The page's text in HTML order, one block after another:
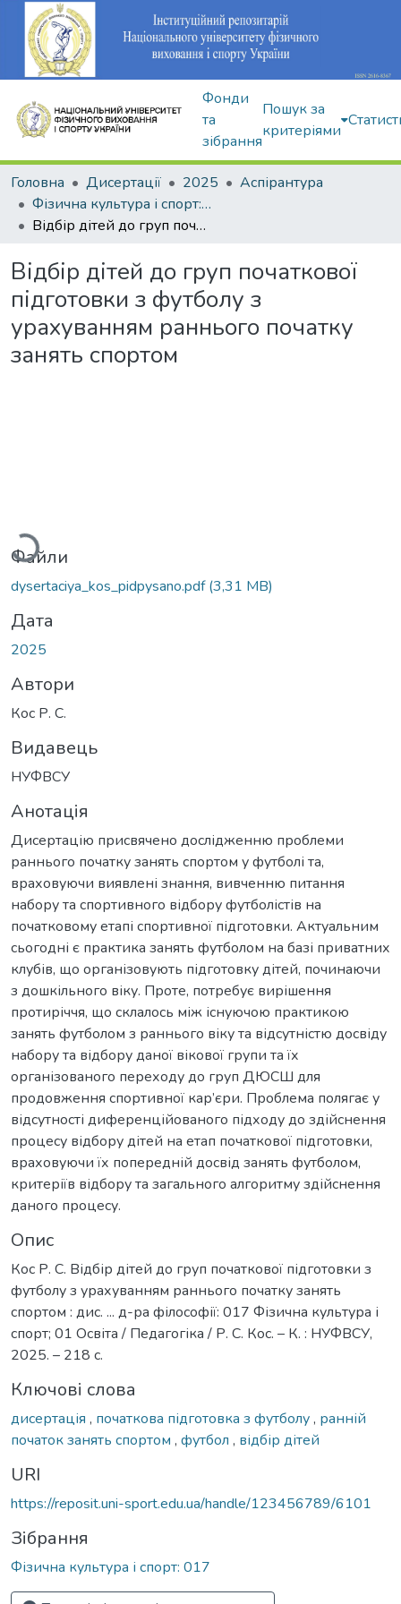
Фонди
та
зібрання
Пошук за
критеріями
Головна Дисертації 2025
Аспірантура
Фізична культура і спорт: 017
Відбір дітей до груп початкової підготовки з футболу з урахуванням раннього початку занять спортом
Відбір дітей до груп початкової
підготовки з футболу з
урахуванням раннього початку
занять спортом
Вантажиться...
Файли
dysertaciya_kos_pidpysano.pdf(3,31 MB)
Дата
2025
Автори
Кос Р. С.
Видавець
НУФВСУ
Анотація
Дисертацію присвячено дослідженню проблеми
раннього початку занять спортом у футболі та,
враховуючи виявлені знання, вивченню питання
набору та спортивного відбору футболістів на
початковому етапі спортивної підготовки. Актуальним
сьогодні є практика занять футболом на базі приватних
клубів, що організовують підготовку дітей, починаючи
з дошкільного віку. Проте, потребує вирішення
протиріччя, що склалось між існуючою практикою
занять футболом з раннього віку та відсутністю досвіду
набору та відбору даної вікової групи та їх
організованого переходу до груп ДЮСШ для
продовження спортивної кар’єри. Проблема полягає у
відсутності диференційованого підходу до здійснення
процесу відбору дітей на етап початкової підготовки,
враховуючи їх попередній досвід занять футболом,
критеріїв відбору та загального алгоритму здійснення
даного процесу.
Опис
Кос Р. С. Відбір дітей до груп початкової підготовки з
футболу з урахуванням раннього початку занять
спортом : дис. ... д-ра філософії: 017 Фізична культура і
спорт; 01 Освіта / Педагогіка / Р. С. Кос. – К. : НУФВСУ,
2025. – 218 с.
Ключові слова
дисертація , початкова підготовка з футболу, ранній
початок занять спортом , футбол , відбір дітей
URI
https://reposit.uni-sport.edu.ua/handle/123456789/6101
Зібрання
Фізична культура і спорт: 017